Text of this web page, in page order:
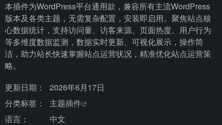
本插件为WordPress平台通用款，兼容所有主流WordPress
版本及各类主题，无需复杂配置，安装即启用。聚焦站点核
心数据统计，支持访问量、访客来源、页面热度、用户行为
等多维度数据监测，数据实时更新、可视化展示，操作简
洁，助力站长快速掌握站点运营状况，精准优化站点运营策
略。
更新日期：
2026年6月17日
分类标签：
主题插件
语言：
中文